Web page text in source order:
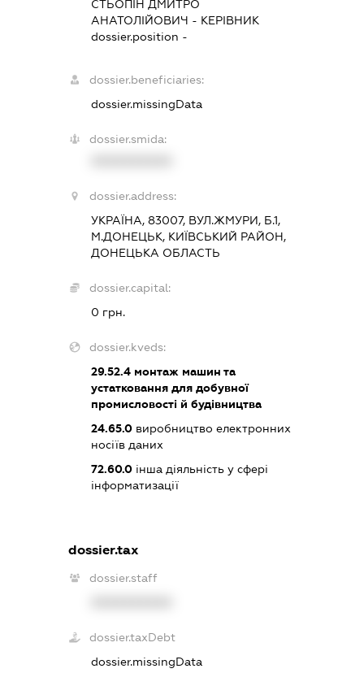
СТЬОПІН ДМИТРО
АНАТОЛІЙОВИЧ - КЕРІВНИК
dossier.position -
dossier.beneficiaries:
dossier.missingData
dossier.smida:
dossier.address:
УКРАЇНА, 83007, ВУЛ.ЖМУРИ, Б.1,
М.ДОНЕЦЬК, КИЇВСЬКИЙ РАЙОН,
ДОНЕЦЬКА ОБЛАСТЬ
dossier.capital:
0 грн.
dossier.kveds:
29.52.4 монтаж машин та
устатковання для добувної
промисловості й будівництва
24.65.0 виробництво електронних
носіїв даних
72.60.0 інша діяльність у сфері
інформатизації
dossier.tax
dossier.staff
dossier.taxDebt
dossier.missingData